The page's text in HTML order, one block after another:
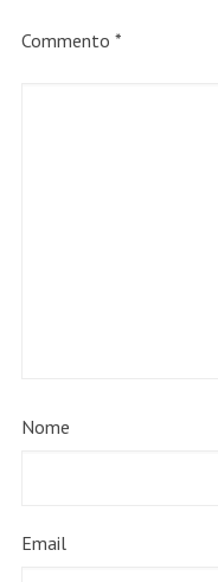
Commento *
Nome
Email